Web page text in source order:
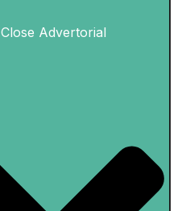
Close Advertorial